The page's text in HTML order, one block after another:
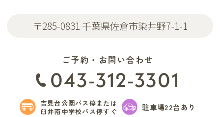
〒285-0831 千葉県佐倉市染井野7-1-1
ご予約・お問い合わせ
043-312-3301
吉見台公園バス停または
臼井南中学校バス停すぐ
駐車場22台あり